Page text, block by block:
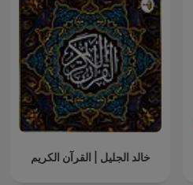
خالد الجليل | القرآن الكريم